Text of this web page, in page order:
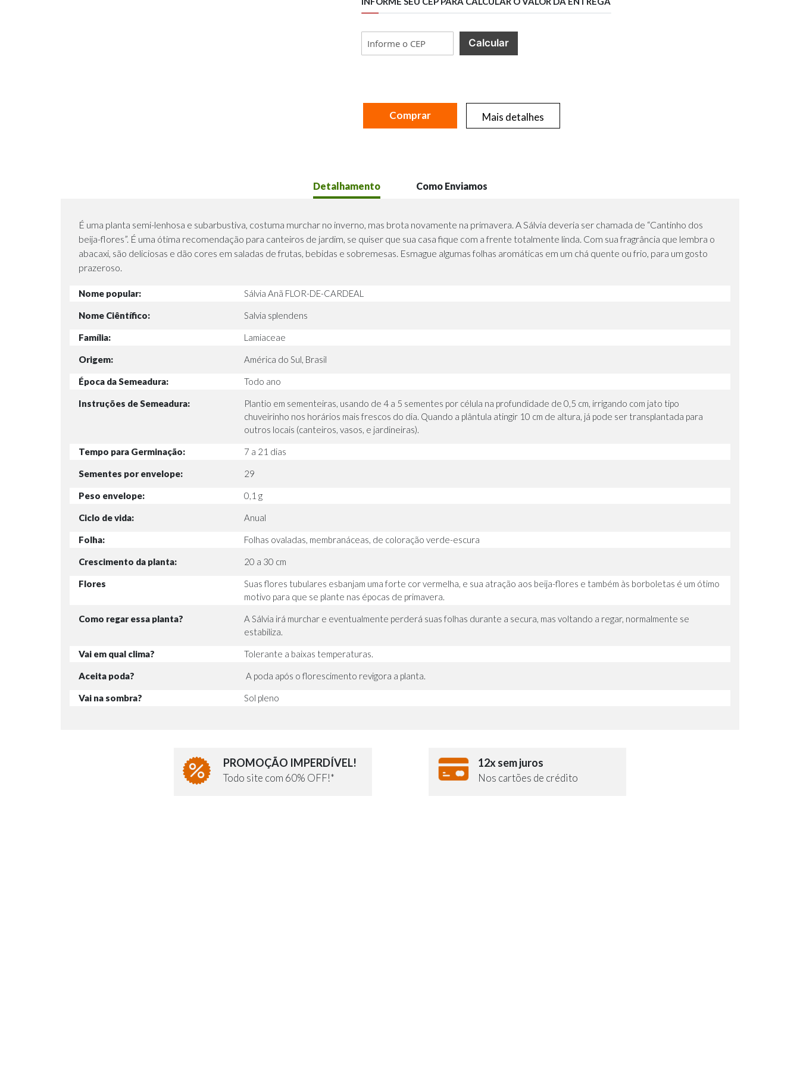
Calcular
Comprar Mais detalhes
Detalhamento
É uma planta semi-lenhosa e subarbustiva, costuma murchar no inverno, mas brota novamente na primavera. A Sálvia deveria ser chamada de “Cantinho dos
beija-flores”. É uma ótima recomendação para canteiros de jardim, se quiser que sua casa fique com a frente totalmente linda. Com sua fragrância que lembra o
abacaxi, são deliciosas e dão cores em saladas de frutas, bebidas e sobremesas. Esmague algumas folhas aromáticas em um chá quente ou frio, para um gosto
prazeroso.
Nome popular: Sálvia Anã FLOR-DE-CARDEAL
Nome Ciêntífico: Salvia splendens
Família: Lamiaceae
Origem: América do Sul, Brasil
Época da Semeadura: Todo ano
Instruções de Semeadura:
Plantio em sementeiras, usando de 4 a 5 sementes por célula na profundidade de 0,5 cm, irrigando com jato tipo
chuveirinho nos horários mais frescos do dia. Quando a plântula atingir 10 cm de altura, já pode ser transplantada para
outros locais (canteiros, vasos, e jardineiras).
Tempo para Germinação: 7 a 21 dias
Sementes por envelope: 29
Peso envelope: 0,1 g
Ciclo de vida: Anual
Folha: Folhas ovaladas, membranáceas, de coloração verde-escura
Crescimento da planta: 20 a 30 cm
Flores
Suas flores tubulares esbanjam uma forte cor vermelha, e sua atração aos beija-flores e também às borboletas é um ótimo
motivo para que se plante nas épocas de primavera.
Como regar essa planta?
A Sálvia irá murchar e eventualmente perderá suas folhas durante a secura, mas voltando a regar, normalmente se
estabiliza.
Vai em qual clima? Tolerante a baixas temperaturas.
Aceita poda? A poda após o florescimento revigora a planta.
Vai na sombra? Sol pleno
Como Enviamos
PROMOÇÃO IMPERDÍVEL!
Todo site com 60% OFF!*
12x sem juros
Nos cartões de crédito